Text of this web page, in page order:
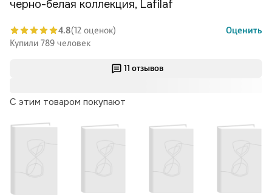
11 отзывов
С этим товаром покупают
черно-белая коллекция, Lafilaf
4.8(12 оценок)
Оценить
Купили 789 человек